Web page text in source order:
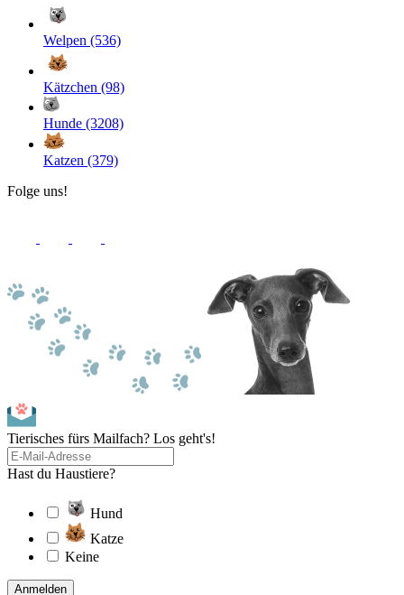
Welpen (536)
Kätzchen (98)
Hunde (3208)
Katzen (379)
Folge uns!
Tierisches fürs Mailfach? Los geht's!
Hast du Haustiere?
Hund
Katze
Keine
Anmelden